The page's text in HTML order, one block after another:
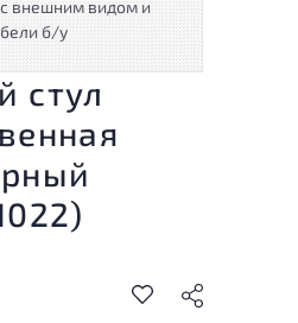
внешним видом и
б/у
стул
)